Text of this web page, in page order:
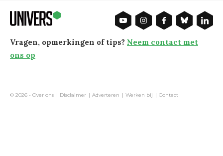
Vragen, opmerkingen of tips? Neem contact met
ons op
© 2026 - Over ons Disclaimer Adverteren Werken bij Contact